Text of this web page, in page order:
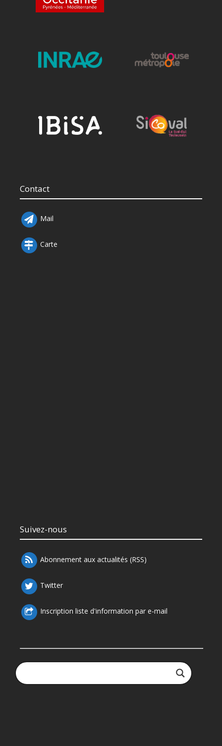
Contact
Mail
Carte
Suivez-nous
Abonnement aux actualités (RSS)
Twitter
Inscription liste d'information par e-mail